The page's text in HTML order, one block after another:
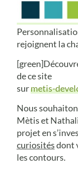
rejoignent la
de ce site
surmetis-
Nous
Mètis et
projet en
curiositésdont
les contours.